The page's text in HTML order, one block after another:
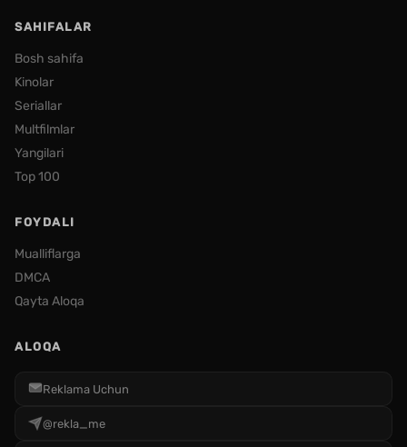
SAHIFALAR
Bosh sahifa
Kinolar
Seriallar
Multfilmlar
Yangilari
Top 100
FOYDALI
Mualliflarga
DMCA
Qayta Aloqa
ALOQA
Reklama Uchun
@rekla_me